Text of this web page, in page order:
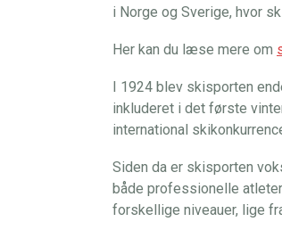
i Norge og Sverige, hvor
Her kan du læse mere om
I 1924 blev skisporten
inkluderet i det første
international
Siden da er skisporten
både professionelle
forskellige niveauer, lige